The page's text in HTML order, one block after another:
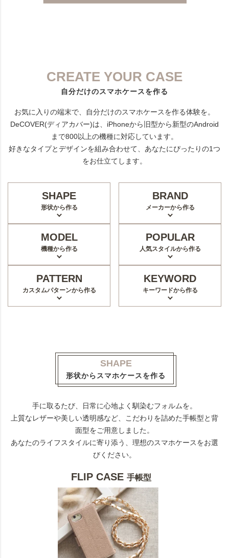
CREATE YOUR CASE
自分だけのスマホケースを作る
お気に入りの端末で、自分だけのスマホケースを作る体験を。
DeCOVER(ディアカバー)は、iPhoneから旧型から新型のAndroid
まで800以上の機種に対応しています。
好きなタイプとデザインを組み合わせて、あなたにぴったりの1つ
をお仕立てします。
SHAPE
形状から作る
BRAND
メーカーから作る
MODEL
機種から作る
POPULAR
人気スタイルから作る
PATTERN
カスタムパターンから作る
KEYWORD
キーワードから作る
SHAPE
形状からスマホケースを作る
手に取るたび、日常に心地よく馴染むフォルムを。
上質なレザーや美しい透明感など、こだわりを詰めた手帳型と背
面型をご用意しました。
あなたのライフスタイルに寄り添う、理想のスマホケースをお選
びください。
FLIP CASE手帳型